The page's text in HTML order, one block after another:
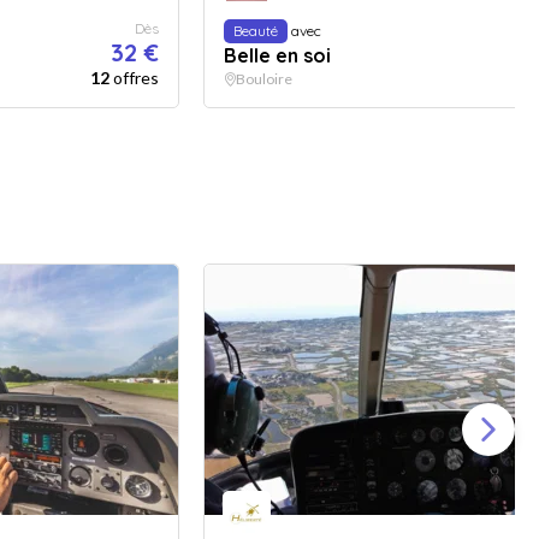
Dès
32 €
12offres
Beauté avec
Belle en soi
Bouloire